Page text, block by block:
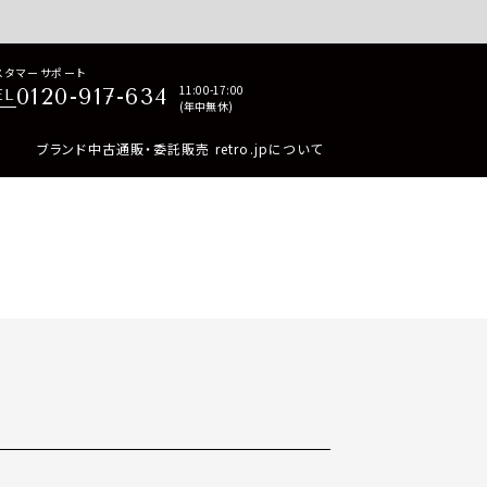
タマーサポート
0120-917-634
11:00-17:00
(年中無休)
ブランド中古通販・委託販売 retro.jpについて